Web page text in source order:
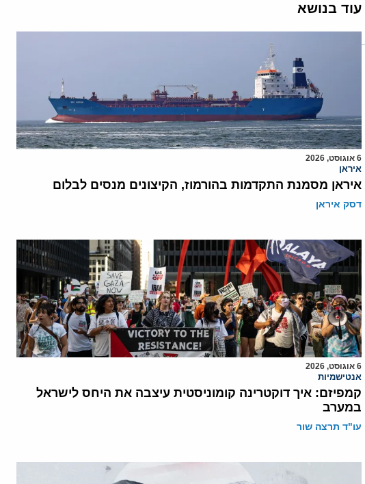
עוד בנושא
6 אוגוסט, 2026
איראן
איראן מסמנת התקדמות בהורמוז, הקיצונים מנסים לבלום
דסק איראן
6 אוגוסט, 2026
אנטישמיות
קמפיזם: איך דוקטרינה קומוניסטית עיצבה את היחס לישראל
במערב
עו"ד תרצה שור